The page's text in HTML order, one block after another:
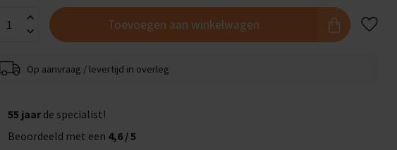
Toevoegen aan winkelwagen
Op aanvraag / levertijd in overleg
55 jaar de specialist!
Beoordeeld met een 4,6 / 5